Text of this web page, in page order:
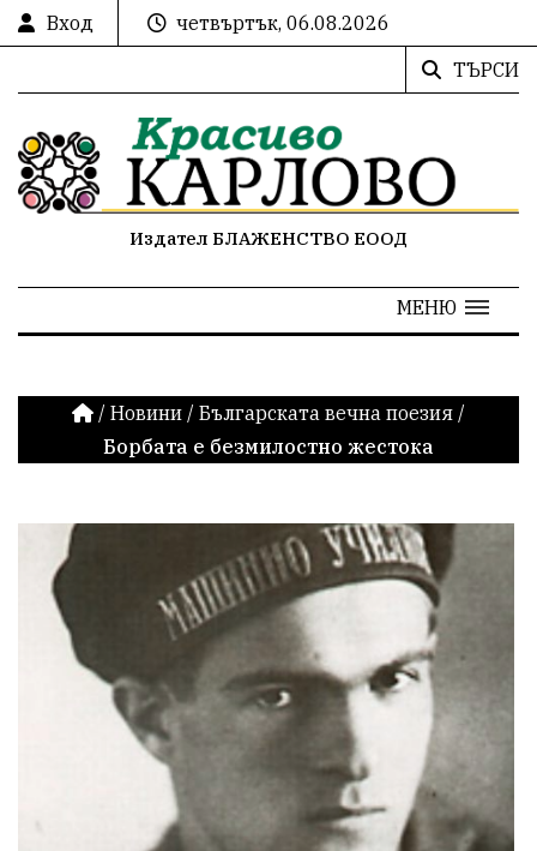
Вход
четвъртък, 06.08.2026
ТЪРСИ
Издател БЛАЖЕНСТВО ЕООД
МЕНЮ
/ Новини / Българската вечна поезия /
Борбата е безмилостно жестока